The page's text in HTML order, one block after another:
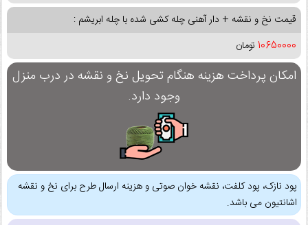
قیمت نخ و نقشه + دار آهنی چله کشی شده با چله ابریشم :
10650000 تومان
امکان پرداخت هزینه هنگام تحویل نخ و نقشه در درب منزل
وجود دارد.
پود نازک، پود کلفت، نقشه خوان صوتی و هزینه ارسال طرح برای نخ و نقشه
اشانتیون می باشد.